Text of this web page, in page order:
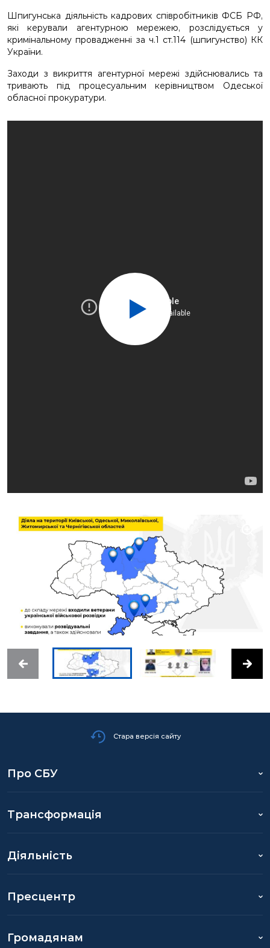
Шпигунська діяльність кадрових співробітників ФСБ РФ,
які керували агентурною мережею, розслідується у
кримінальному провадженні за ч.1 ст.114 (шпигунство) КК
України.
Заходи з викриття агентурної мережі здійснювались та
тривають під процесуальним керівництвом Одеської
обласної прокуратури.
Стара версія сайту
Про СБУ
Трансформація
Діяльність
Пресцентр
Громадянам